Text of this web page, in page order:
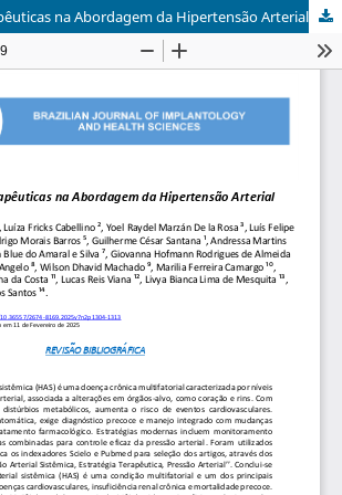
Estratégias Terapêuticas na Abordagem da Hipertensão Arterial Sistêmica